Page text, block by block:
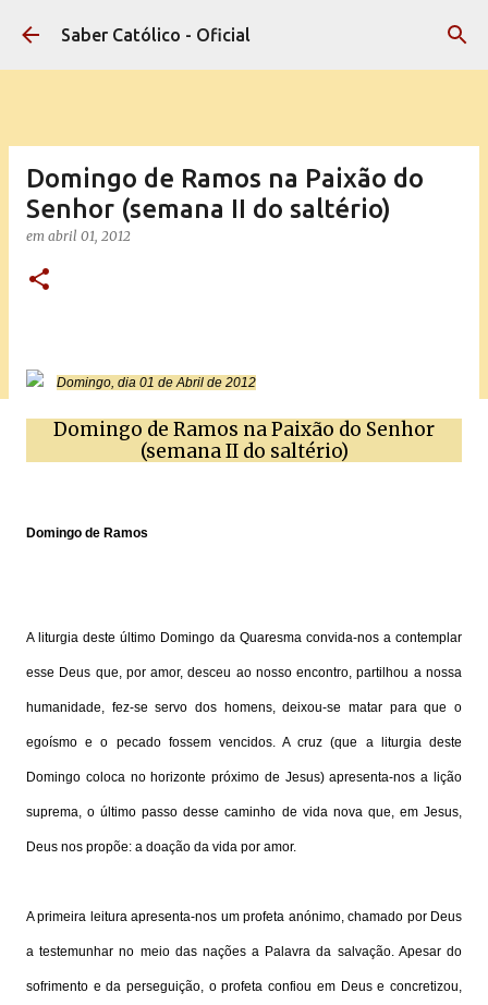
Pular para o conteúdo principal
Saber Católico - Oficial
Domingo de Ramos na Paixão do
Senhor (semana II do saltério)
em abril 01, 2012
Domingo, dia 01 de Abril de 2012
Domingo de Ramos na Paixão do Senhor
(semana II do saltério)
Domingo de Ramos
A liturgia deste último Domingo da Quaresma convida-nos a contemplar
esse Deus que, por amor, desceu ao nosso encontro, partilhou a nossa
humanidade, fez-se servo dos homens, deixou-se matar para que o
egoísmo e o pecado fossem vencidos. A cruz (que a liturgia deste
Domingo coloca no horizonte próximo de Jesus) apresenta-nos a lição
suprema, o último passo desse caminho de vida nova que, em Jesus,
Deus nos propõe: a doação da vida por amor.
A primeira leitura apresenta-nos um profeta anónimo, chamado por Deus
a testemunhar no meio das nações a Palavra da salvação. Apesar do
sofrimento e da perseguição, o profeta confiou em Deus e concretizou,